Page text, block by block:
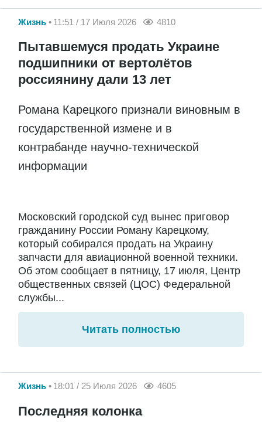
Жизнь 11:51 / 17 Июля 2026 4810
Пытавшемуся продать Украине
подшипники от вертолётов
россиянину дали 13 лет
Романа Карецкого признали виновным в
государственной измене и в
контрабанде научно-технической
информации
Московский городской суд вынес приговор
гражданину России Роману Карецкому,
который собирался продать на Украину
запчасти для авиационной военной техники.
Об этом сообщает в пятницу, 17 июля, Центр
общественных связей (ЦОС) Федеральной
службы...
Читать полностью
Жизнь 18:01 / 25 Июля 2026 4605
Последняя колонка